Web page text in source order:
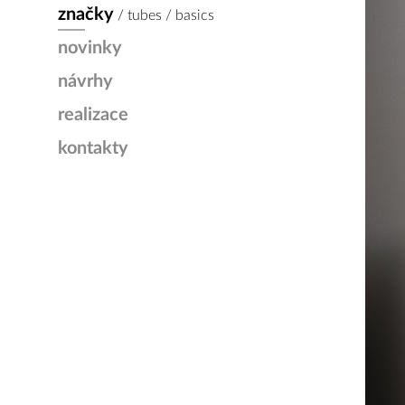
značky / tubes / basics
novinky
návrhy
realizace
kontakty